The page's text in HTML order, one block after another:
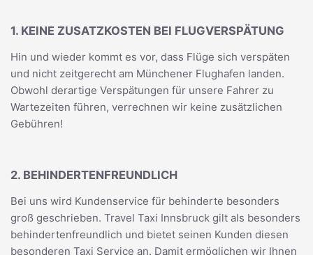
1. KEINE ZUSATZKOSTEN BEI FLUGVERSPÄTUNG
Hin und wieder kommt es vor, dass Flüge sich verspäten
und nicht zeitgerecht am Münchener Flughafen landen.
Obwohl derartige Verspätungen für unsere Fahrer zu
Wartezeiten führen, verrechnen wir keine zusätzlichen
Gebühren!
2. BEHINDERTENFREUNDLICH
Bei uns wird Kundenservice für behinderte besonders
groß geschrieben. Travel Taxi Innsbruck gilt als besonders
behindertenfreundlich und bietet seinen Kunden diesen
besonderen Taxi Service an. Damit ermöglichen wir Ihnen